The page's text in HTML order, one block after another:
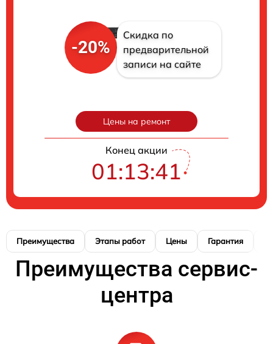
-20%
Скидка по
предварительной
записи на сайте
Цены на ремонт
Конец акции
01:13:40
Преимущества Этапы работ Цены Гарантия
Преимущества сервис-
центра